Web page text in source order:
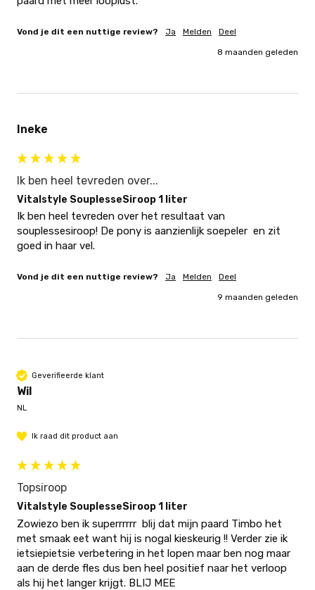
Vond je dit een nuttige review? Ja Melden Deel
8 maanden geleden
Ineke
Ik ben heel tevreden over...
Vitalstyle SouplesseSiroop 1 liter
Ik ben heel tevreden over het resultaat van
souplessesiroop! De pony is aanzienlijk soepeler  en zit
goed in haar vel.
Vond je dit een nuttige review? Ja Melden Deel
9 maanden geleden
Geverifieerde klant
Wil
NL
Ik raad dit product aan
Topsiroop
Vitalstyle SouplesseSiroop 1 liter
Zowiezo ben ik superrrrrr  blij dat mijn paard Timbo het
met smaak eet want hij is nogal kieskeurig !! Verder zie ik
ietsiepietsie verbetering in het lopen maar ben nog maar
aan de derde fles dus ben heel positief naar het verloop
als hij het langer krijgt. BLIJ MEE